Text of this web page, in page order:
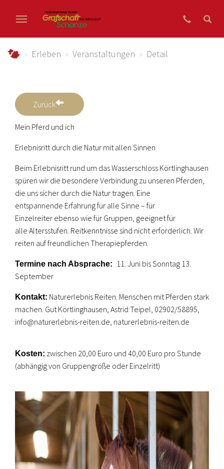
grafschaft-schanze.de
Erleben Veranstaltungen Detail
Zurück
Mein Pferd und ich
Erlebnisritt durch die Natur mit allen Sinnen
Beim Erlebnisritt rund um das Wasserschloss Körtlinghausen
spüren wir die besondere Verbindung zu unseren Pferden,
die uns sicher durch die Natur tragen. Eine
entspannende Erfahrung für alle Sinne – für
Einzelreiter ebenso wie für Gruppen, geeignet für
alle Altersstufen. Reitkenntnisse sind nicht erforderlich. Wir
reiten auf freundlichen Therapiepferden.
Termine nach Absprache: 11. Juni bis Sonntag 13.
September
Kontakt: Naturerlebnis Reiten. Menschen mit Pferden stark
machen. Gut Körtlinghausen, Astrid Teipel, 02902/58895,
info@naturerlebnis-reiten.de, naturerlebnis-reiten.de
Kosten: zwischen 20,00 Euro und 40,00 Euro pro Stunde
(abhängig von Gruppengröße oder Einzelritt)